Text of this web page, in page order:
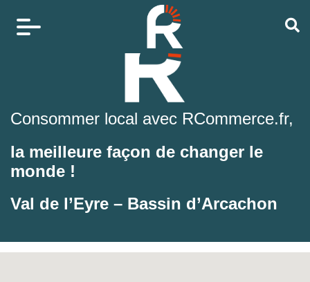
Consommer local avec RCommerce.fr,
la meilleure façon de changer le
monde !
Val de l’Eyre – Bassin d’Arcachon